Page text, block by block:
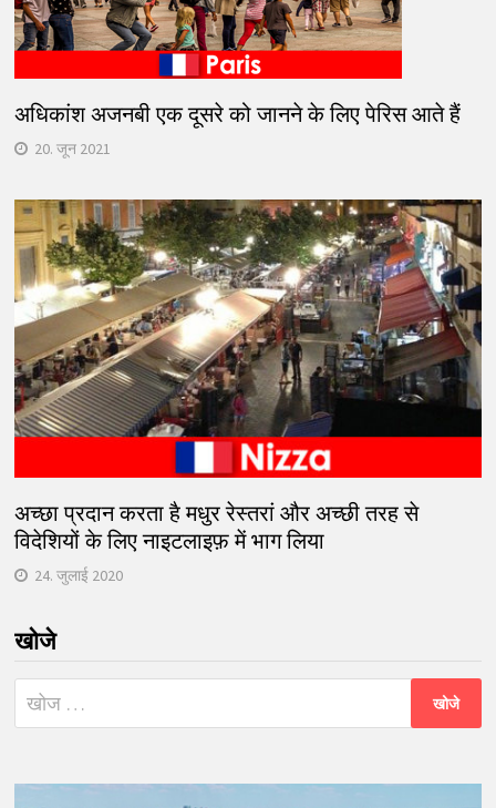
अधिकांश अजनबी एक दूसरे को जानने के लिए पेरिस आते हैं
20. जून 2021
अच्छा प्रदान करता है मधुर रेस्तरां और अच्छी तरह से
विदेशियों के लिए नाइटलाइफ़ में भाग लिया
24. जुलाई 2020
खोजे
निम्न
को